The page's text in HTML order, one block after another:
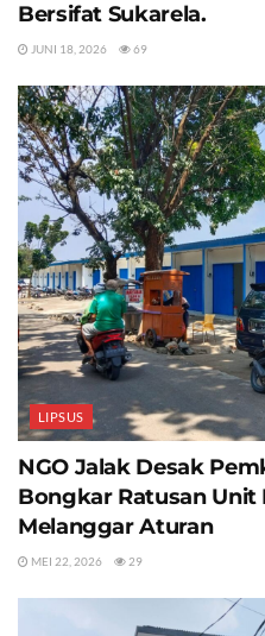
Bersifat Sukarela.
JUNI 18, 2026 69
LIPSUS
NGO Jalak Desak
Bongkar Ratusan Unit
Melanggar Aturan
MEI 22, 2026 29